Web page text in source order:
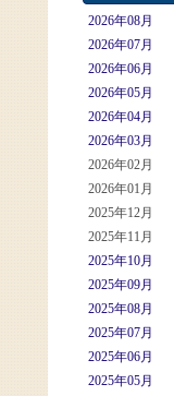
2026年08月
2026年07月
2026年06月
2026年05月
2026年04月
2026年03月
2026年02月
2026年01月
2025年12月
2025年11月
2025年10月
2025年09月
2025年08月
2025年07月
2025年06月
2025年05月